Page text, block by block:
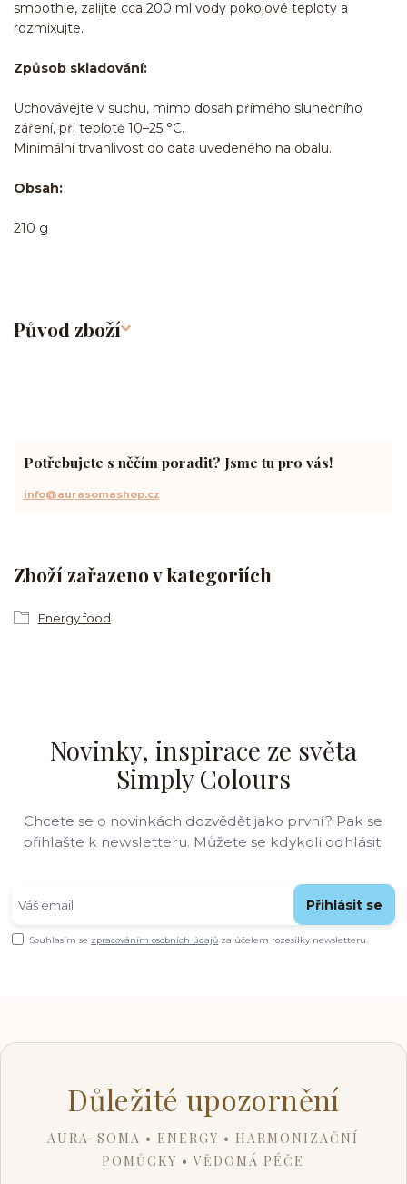
smoothie, zalijte cca 200 ml vody pokojové teploty a
rozmixujte.
Způsob skladování:
Uchovávejte v suchu, mimo dosah přímého slunečního
záření, při teplotě 10–25 °C.
Minimální trvanlivost do data uvedeného na obalu.
Obsah:
210 g
Původ zboží
Zboží zařazeno v kategoriích
Energy food
Potřebujete s něčím poradit? Jsme tu pro vás!
info@aurasomashop.cz
Novinky, inspirace ze světa
Simply Colours
Chcete se o novinkách dozvědět jako první? Pak se
přihlašte k newsletteru. Můžete se kdykoli odhlásit.
Přihlásit se
Souhlasím se zpracováním osobních údajů za účelem rozesílky newsletteru.
Důležité upozornění
AURA-SOMA • ENERGY • HARMONIZAČNÍ
POMŮCKY • VĚDOMÁ PÉČE